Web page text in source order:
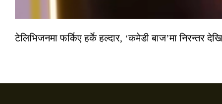
टेलिभिजनमा फर्किए हर्के हल्दार, ‘कमेडी बाज’मा निरन्तर